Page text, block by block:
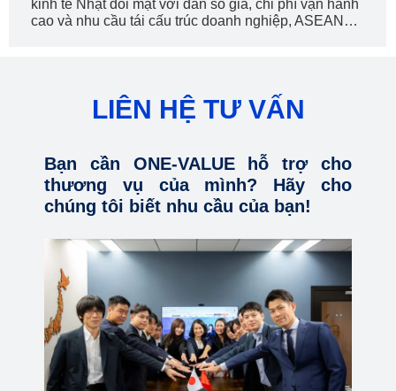
kinh tế Nhật đối mặt với dân số già, chi phí vận hành
cao và nhu cầu tái cấu trúc doanh nghiệp, ASEAN…
LIÊN HỆ TƯ VẤN
Bạn cần ONE-VALUE hỗ trợ cho
thương vụ của mình? Hãy cho
chúng tôi biết nhu cầu của bạn!